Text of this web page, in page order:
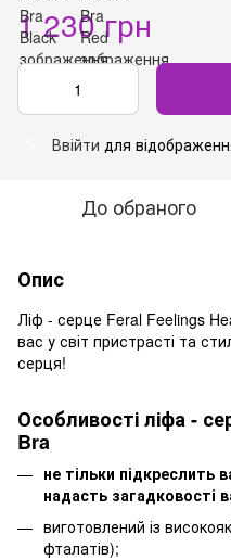
1 230 грн
Ввійти для
До обраного
Опис
Ліф - серце Feral Feelings
вас у світ пристрасті та
серця!
Особливості ліфа -
Bra
не тільки підкреслить
надасть загадковості
виготовлений із
фталатів);